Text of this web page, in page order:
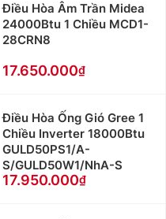
Điều Hòa Âm Trần Midea
24000Btu 1 Chiều MCD1-
28CRN8
17.650.000
Điều Hòa Ống Gió Gree 1
Chiều Inverter 18000Btu
GULD50PS1/A-
S/GULD50W1/NhA-S
17.950.000